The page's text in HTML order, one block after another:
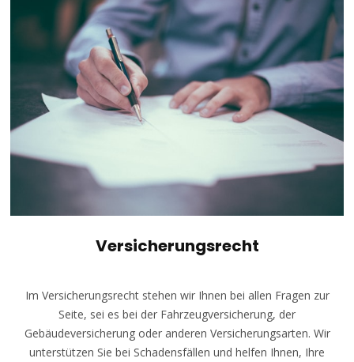
Versicherungsrecht
Im Versicherungsrecht stehen wir Ihnen bei allen Fragen zur
Seite, sei es bei der Fahrzeugversicherung, der
Gebäudeversicherung oder anderen Versicherungsarten. Wir
unterstützen Sie bei Schadensfällen und helfen Ihnen, Ihre